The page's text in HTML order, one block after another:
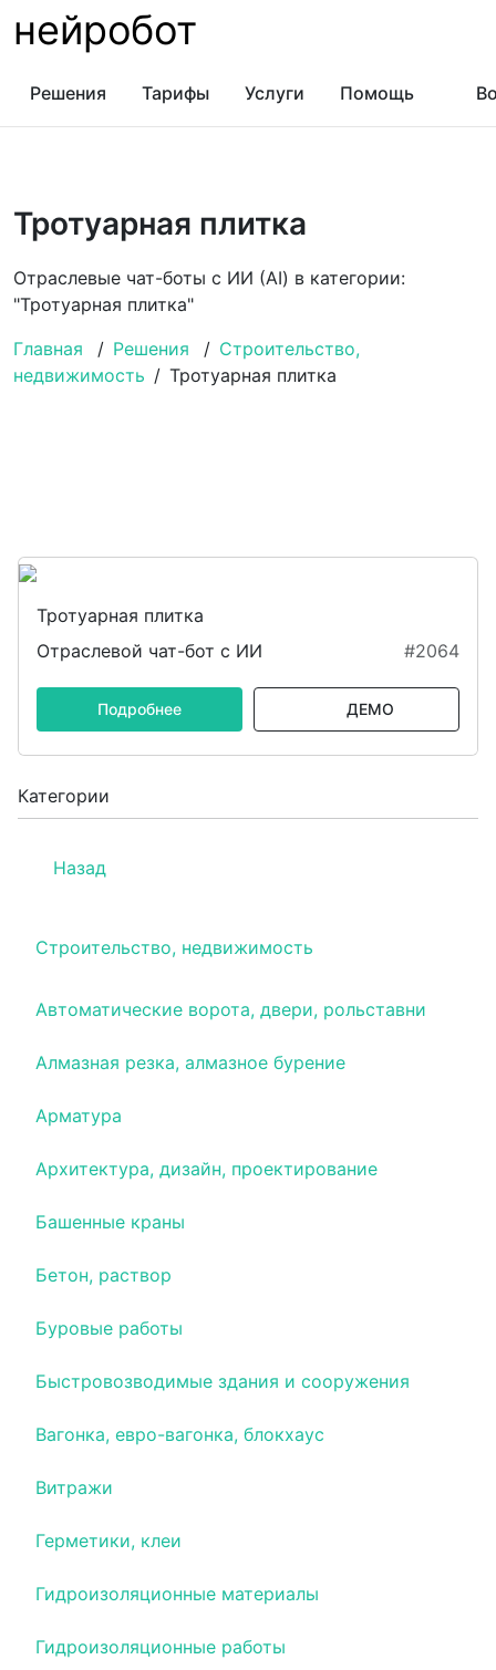
нейробот
Решения Тарифы Услуги Помощь
Тротуарная плитка
Отраслевые чат-боты с ИИ (AI) в категории:
"Тротуарная плитка"
Главная
/ Решения / Строительство,
недвижимость / Тротуарная плитка
Категории
Назад
Строительство, недвижимость
Автоматические ворота, двери, рольставни
Алмазная резка, алмазное бурение
Арматура
Архитектура, дизайн, проектирование
Башенные краны
Бетон, раствор
Буровые работы
Быстровозводимые здания и сооружения
Вагонка, евро-вагонка, блокхаус
Витражи
Герметики, клеи
Гидроизоляционные материалы
Гидроизоляционные работы
Тротуарная плитка
Отраслевой чат-бот с ИИ
#2064
Подробнее ДЕМО